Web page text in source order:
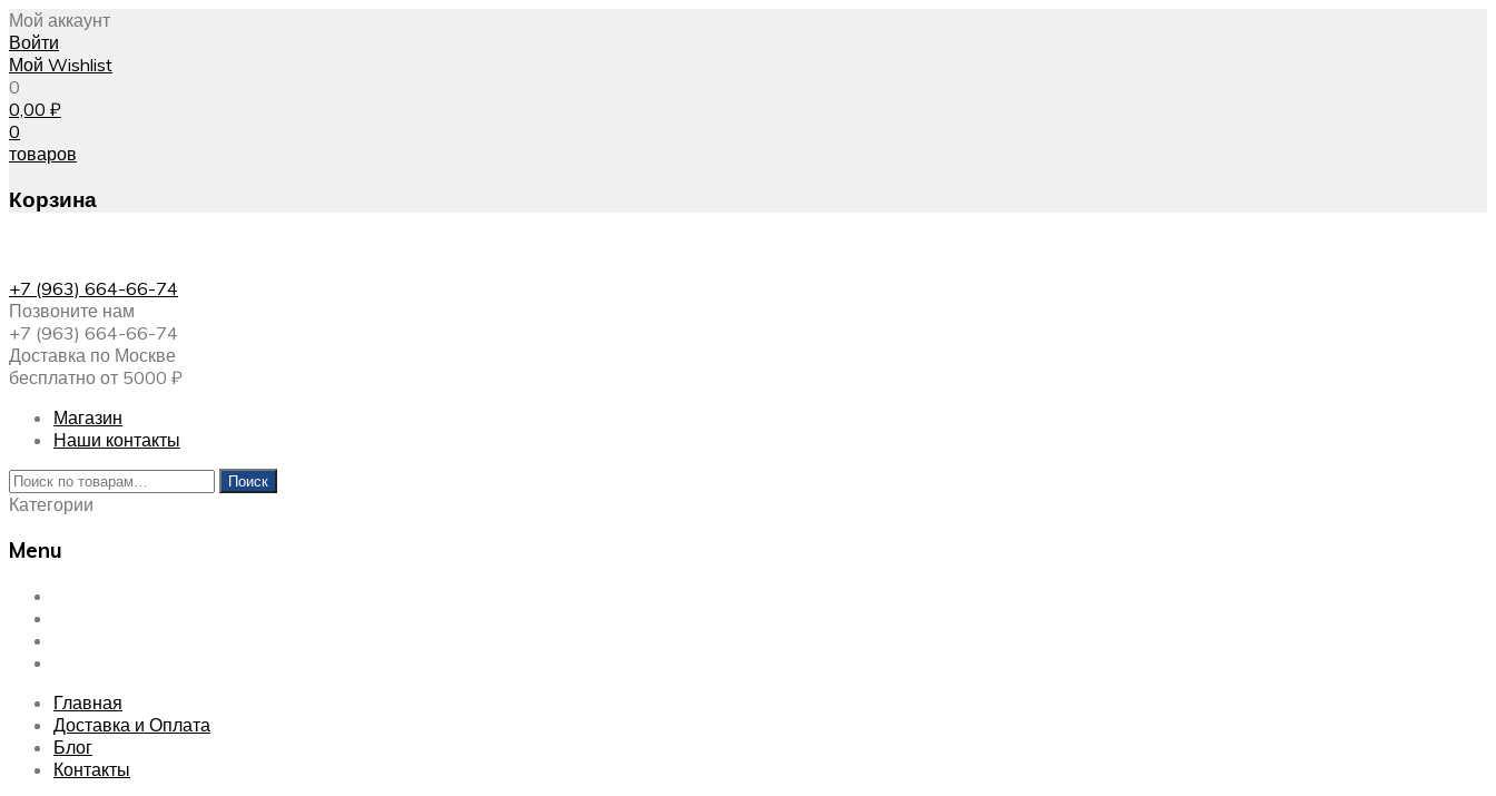
Мой аккаунт
Войти
Мой Wishlist
0
0,00 ₽
0
товаров
Корзина
+7 (963) 664-66-74
Позвоните нам
+7 (963) 664-66-74
Доставка по Москве
бесплатно от 5000 ₽
Магазин
Наши контакты
Искать:
Поиск
Категории
Menu
Skip
content
Главная
Доставка и Оплата
Блог
Контакты